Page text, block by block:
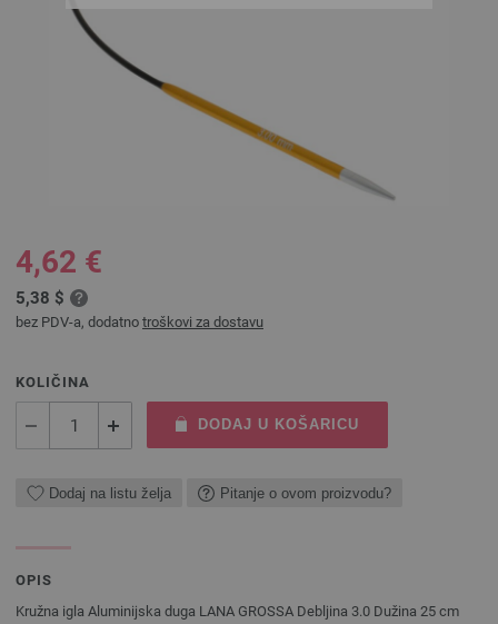
4,62 €
5,38 $
bez PDV-a, dodatno troškovi za dostavu
KOLIČINA
DODAJ U KOŠARICU
Dodaj na listu želja Pitanje o ovom proizvodu?
OPIS
Kružna igla Aluminijska duga LANA GROSSA Debljina 3.0 Dužina 25 cm